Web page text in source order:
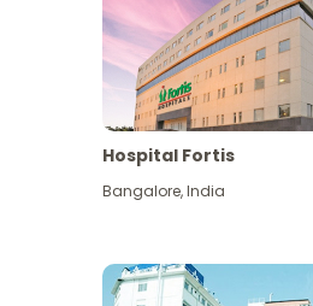
Hospital Fortis
Bangalore,India